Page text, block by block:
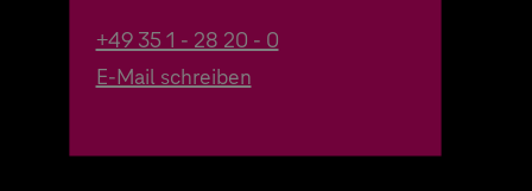
+49 35 1 - 28 20 - 0
E-Mail schreiben